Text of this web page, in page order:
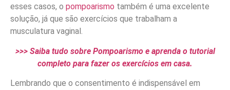
esses casos, o pompoarismo também é uma excelente
solução, já que são exercícios que trabalham a
musculatura vaginal.
>>> Saiba tudo sobre Pompoarismo e aprenda o tutorial
completo para fazer os exercícios em casa.
Lembrando que o consentimento é indispensável em